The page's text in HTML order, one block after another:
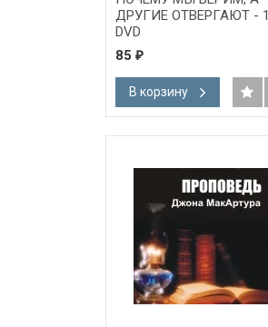
ДРУГИЕ ОТВЕРГАЮТ - 1
DVD
85 ₽
В корзину